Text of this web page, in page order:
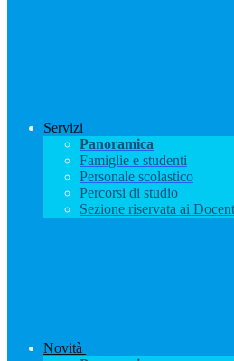
Servizi
Panoramica
Famiglie e studenti
Personale scolastico
Percorsi di studio
Sezione riservata ai
Novità